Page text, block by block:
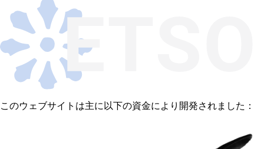
このウェブサイトは主に以下の資金により開発されました：